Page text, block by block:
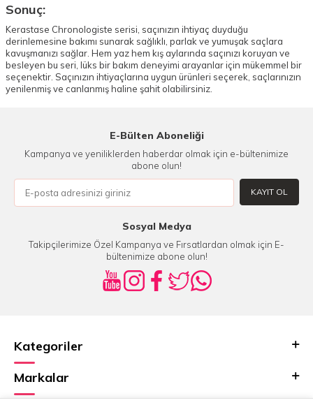
Sonuç:
Kerastase Chronologiste serisi, saçınızın ihtiyaç duyduğu
derinlemesine bakımı sunarak sağlıklı, parlak ve yumuşak saçlara
kavuşmanızı sağlar. Hem yaz hem kış aylarında saçınızı koruyan ve
besleyen bu seri, lüks bir bakım deneyimi arayanlar için mükemmel bir
seçenektir. Saçınızın ihtiyaçlarına uygun ürünleri seçerek, saçlarınızın
yenilenmiş ve canlanmış haline şahit olabilirsiniz.
E-Bülten Aboneliği
Kampanya ve yeniliklerden haberdar olmak için e-bültenimize
abone olun!
KAYIT OL
Sosyal Medya
Takipçilerimize Özel Kampanya ve Fırsatlardan olmak için E-
bültenimize abone olun!
Kategoriler
Markalar